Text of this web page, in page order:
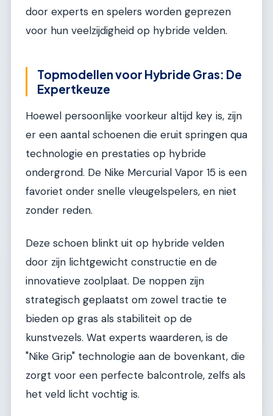
door experts en spelers worden geprezen
voor hun veelzijdigheid op hybride velden.
Topmodellen voor Hybride Gras: De
Expertkeuze
Hoewel persoonlijke voorkeur altijd key is, zijn
er een aantal schoenen die eruit springen qua
technologie en prestaties op hybride
ondergrond. De Nike Mercurial Vapor 15 is een
favoriet onder snelle vleugelspelers, en niet
zonder reden.
Deze schoen blinkt uit op hybride velden
door zijn lichtgewicht constructie en de
innovatieve zoolplaat. De noppen zijn
strategisch geplaatst om zowel tractie te
bieden op gras als stabiliteit op de
kunstvezels. Wat experts waarderen, is de
"Nike Grip" technologie aan de bovenkant, die
zorgt voor een perfecte balcontrole, zelfs als
het veld licht vochtig is.